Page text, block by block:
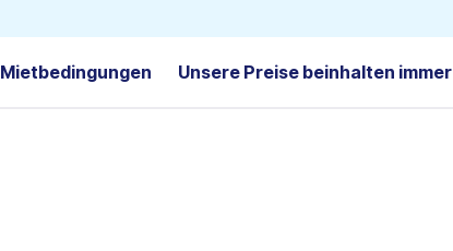
Mietbedingungen Unsere Preise beinhalten immer